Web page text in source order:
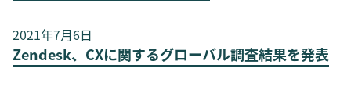
2021年7月6日
Zendesk、CXに関するグローバル調査結果を発表